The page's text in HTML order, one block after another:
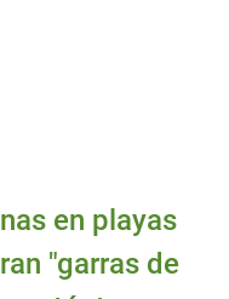
en playas
"garras de